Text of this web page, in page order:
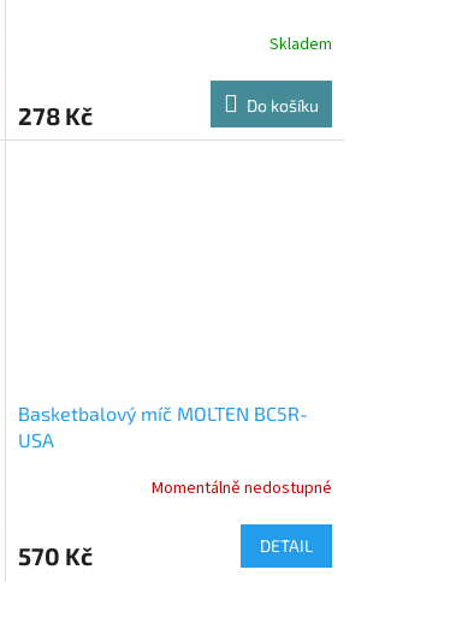
Skladem
278 Kč Do košíku
Basketbalový míč MOLTEN BC5R-
USA
Momentálně nedostupné
570 Kč DETAIL